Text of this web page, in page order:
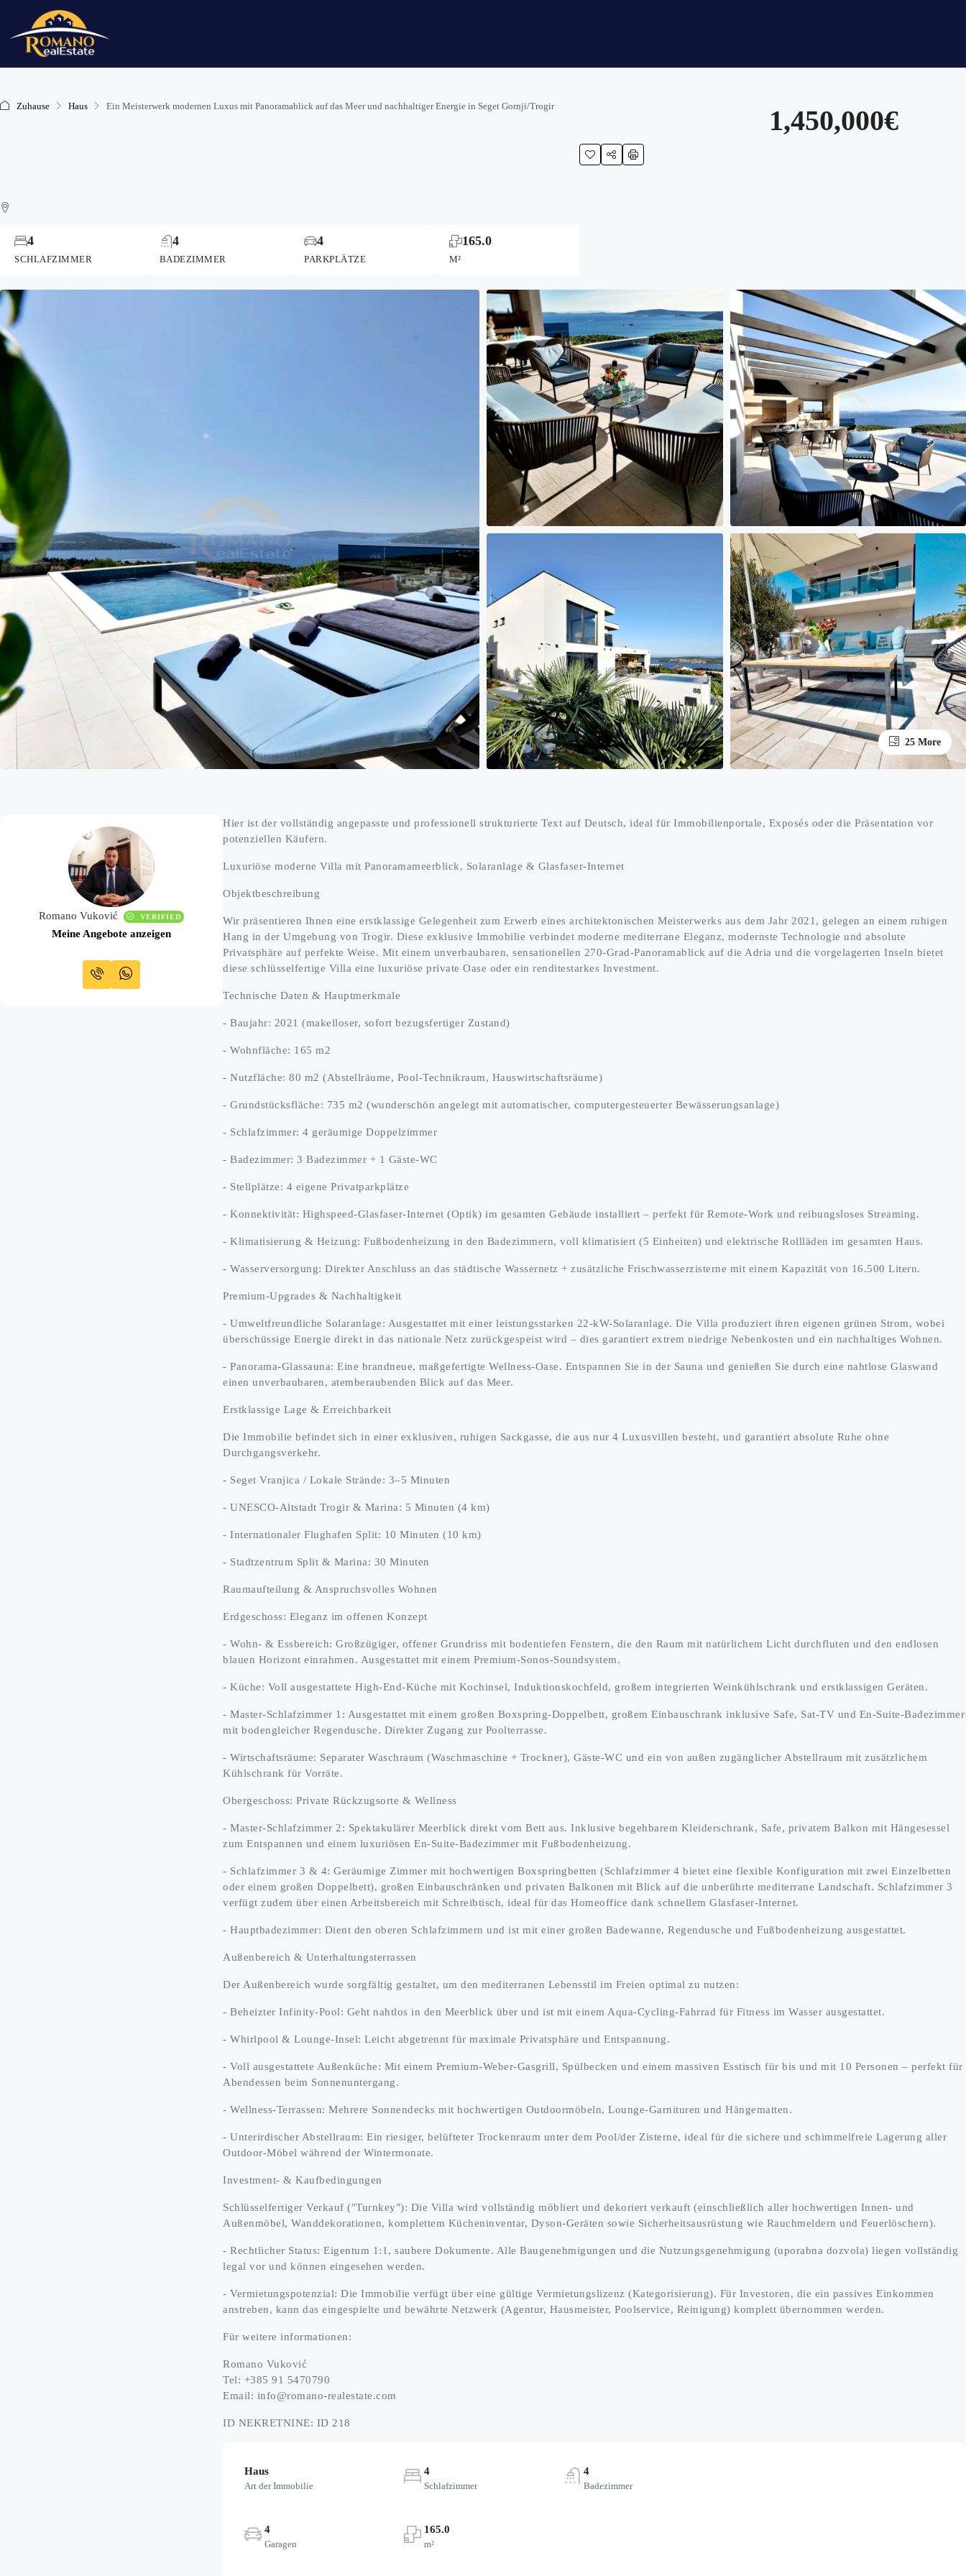
Zuhause Haus Ein Meisterwerk modernen Luxus mit Panoramablick auf das Meer und nachhaltiger Energie in Seget Gornji/Trogir
SCHLAFZIMMER
4
BADEZIMMER
4
PARKPLÄTZE
4
M²
165.0
1,450,000€
25 More
Romano Vuković VERIFIED
Meine Angebote anzeigen
Hier ist der vollständig angepasste und professionell strukturierte Text auf Deutsch, ideal für Immobilienportale, Exposés oder die Präsentation vor
potenziellen Käufern.
Luxuriöse moderne Villa mit Panoramameerblick, Solaranlage & Glasfaser-Internet
Objektbeschreibung
Wir präsentieren Ihnen eine erstklassige Gelegenheit zum Erwerb eines architektonischen Meisterwerks aus dem Jahr 2021, gelegen an einem ruhigen
Hang in der Umgebung von Trogir. Diese exklusive Immobilie verbindet moderne mediterrane Eleganz, modernste Technologie und absolute
Privatsphäre auf perfekte Weise. Mit einem unverbaubaren, sensationellen 270-Grad-Panoramablick auf die Adria und die vorgelagerten Inseln bietet
diese schlüsselfertige Villa eine luxuriöse private Oase oder ein renditestarkes Investment.
Technische Daten & Hauptmerkmale
- Baujahr: 2021 (makelloser, sofort bezugsfertiger Zustand)
- Wohnfläche: 165 m2
- Nutzfläche: 80 m2 (Abstellräume, Pool-Technikraum, Hauswirtschaftsräume)
- Grundstücksfläche: 735 m2 (wunderschön angelegt mit automatischer, computergesteuerter Bewässerungsanlage)
- Schlafzimmer: 4 geräumige Doppelzimmer
- Badezimmer: 3 Badezimmer + 1 Gäste-WC
- Stellplätze: 4 eigene Privatparkplätze
- Konnektivität: Highspeed-Glasfaser-Internet (Optik) im gesamten Gebäude installiert – perfekt für Remote-Work und reibungsloses Streaming.
- Klimatisierung & Heizung: Fußbodenheizung in den Badezimmern, voll klimatisiert (5 Einheiten) und elektrische Rollläden im gesamten Haus.
- Wasserversorgung: Direkter Anschluss an das städtische Wassernetz + zusätzliche Frischwasserzisterne mit einem Kapazität von 16.500 Litern.
Premium-Upgrades & Nachhaltigkeit
- Umweltfreundliche Solaranlage: Ausgestattet mit einer leistungsstarken 22-kW-Solaranlage. Die Villa produziert ihren eigenen grünen Strom, wobei
überschüssige Energie direkt in das nationale Netz zurückgespeist wird – dies garantiert extrem niedrige Nebenkosten und ein nachhaltiges Wohnen.
- Panorama-Glassauna: Eine brandneue, maßgefertigte Wellness-Oase. Entspannen Sie in der Sauna und genießen Sie durch eine nahtlose Glaswand
einen unverbaubaren, atemberaubenden Blick auf das Meer.
Erstklassige Lage & Erreichbarkeit
Die Immobilie befindet sich in einer exklusiven, ruhigen Sackgasse, die aus nur 4 Luxusvillen besteht, und garantiert absolute Ruhe ohne
Durchgangsverkehr.
- Seget Vranjica / Lokale Strände: 3–5 Minuten
- UNESCO-Altstadt Trogir & Marina: 5 Minuten (4 km)
- Internationaler Flughafen Split: 10 Minuten (10 km)
- Stadtzentrum Split & Marina: 30 Minuten
Raumaufteilung & Anspruchsvolles Wohnen
Erdgeschoss: Eleganz im offenen Konzept
- Wohn- & Essbereich: Großzügiger, offener Grundriss mit bodentiefen Fenstern, die den Raum mit natürlichem Licht durchfluten und den endlosen
blauen Horizont einrahmen. Ausgestattet mit einem Premium-Sonos-Soundsystem.
- Küche: Voll ausgestattete High-End-Küche mit Kochinsel, Induktionskochfeld, großem integrierten Weinkühlschrank und erstklassigen Geräten.
- Master-Schlafzimmer 1: Ausgestattet mit einem großen Boxspring-Doppelbett, großem Einbauschrank inklusive Safe, Sat-TV und En-Suite-Badezimmer
mit bodengleicher Regendusche. Direkter Zugang zur Poolterrasse.
- Wirtschaftsräume: Separater Waschraum (Waschmaschine + Trockner), Gäste-WC und ein von außen zugänglicher Abstellraum mit zusätzlichem
Kühlschrank für Vorräte.
Obergeschoss: Private Rückzugsorte & Wellness
- Master-Schlafzimmer 2: Spektakulärer Meerblick direkt vom Bett aus. Inklusive begehbarem Kleiderschrank, Safe, privatem Balkon mit Hängesessel
zum Entspannen und einem luxuriösen En-Suite-Badezimmer mit Fußbodenheizung.
- Schlafzimmer 3 & 4: Geräumige Zimmer mit hochwertigen Boxspringbetten (Schlafzimmer 4 bietet eine flexible Konfiguration mit zwei Einzelbetten
oder einem großen Doppelbett), großen Einbauschränken und privaten Balkonen mit Blick auf die unberührte mediterrane Landschaft. Schlafzimmer 3
verfügt zudem über einen Arbeitsbereich mit Schreibtisch, ideal für das Homeoffice dank schnellem Glasfaser-Internet.
- Hauptbadezimmer: Dient den oberen Schlafzimmern und ist mit einer großen Badewanne, Regendusche und Fußbodenheizung ausgestattet.
Außenbereich & Unterhaltungsterrassen
Der Außenbereich wurde sorgfältig gestaltet, um den mediterranen Lebensstil im Freien optimal zu nutzen:
- Beheizter Infinity-Pool: Geht nahtlos in den Meerblick über und ist mit einem Aqua-Cycling-Fahrrad für Fitness im Wasser ausgestattet.
- Whirlpool & Lounge-Insel: Leicht abgetrennt für maximale Privatsphäre und Entspannung.
- Voll ausgestattete Außenküche: Mit einem Premium-Weber-Gasgrill, Spülbecken und einem massiven Esstisch für bis und mit 10 Personen – perfekt für
Abendessen beim Sonnenuntergang.
- Wellness-Terrassen: Mehrere Sonnendecks mit hochwertigen Outdoormöbeln, Lounge-Garnituren und Hängematten.
- Unterirdischer Abstellraum: Ein riesiger, belüfteter Trockenraum unter dem Pool/der Zisterne, ideal für die sichere und schimmelfreie Lagerung aller
Outdoor-Möbel während der Wintermonate.
Investment- & Kaufbedingungen
Schlüsselfertiger Verkauf ("Turnkey"): Die Villa wird vollständig möbliert und dekoriert verkauft (einschließlich aller hochwertigen Innen- und
Außenmöbel, Wanddekorationen, komplettem Kücheninventar, Dyson-Geräten sowie Sicherheitsausrüstung wie Rauchmeldern und Feuerlöschern).
- Rechtlicher Status: Eigentum 1:1, saubere Dokumente. Alle Baugenehmigungen und die Nutzungsgenehmigung (uporabna dozvola) liegen vollständig
legal vor und können eingesehen werden.
- Vermietungspotenzial: Die Immobilie verfügt über eine gültige Vermietungslizenz (Kategorisierung). Für Investoren, die ein passives Einkommen
anstreben, kann das eingespielte und bewährte Netzwerk (Agentur, Hausmeister, Poolservice, Reinigung) komplett übernommen werden.
Für weitere informationen:
Romano Vuković
Tel: +385 91 5470790
Email: info@romano-realestate.com
ID NEKRETNINE: ID 218
Haus
Art der Immobilie
4
Schlafzimmer
4
Badezimmer
4
Garagen
165.0
m²